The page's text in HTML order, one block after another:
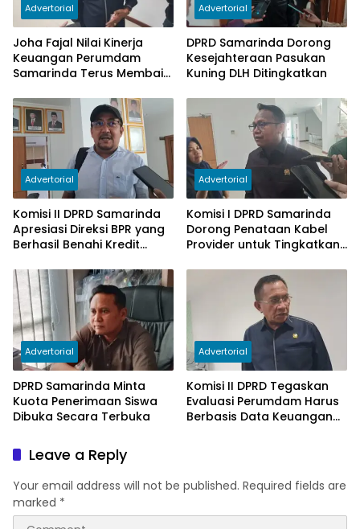
Advertorial
Joha Fajal Nilai Kinerja
Keuangan Perumdam
Samarinda Terus Membaik,
Subsidi Berkurang
Advertorial
DPRD Samarinda Dorong
Kesejahteraan Pasukan
Kuning DLH Ditingkatkan
Advertorial
Komisi II DPRD Samarinda
Apresiasi Direksi BPR yang
Berhasil Benahi Kredit
Advertorial
Komisi I DPRD Samarinda
Dorong Penataan Kabel
Provider untuk Tingkatkan
Advertorial
DPRD Samarinda Minta
Kuota Penerimaan Siswa
Dibuka Secara Terbuka
Advertorial
Komisi II DPRD Tegaskan
Evaluasi Perumdam Harus
Berbasis Data Keuangan
Leave a Reply
Your email address will not be published. Required fields are
marked *